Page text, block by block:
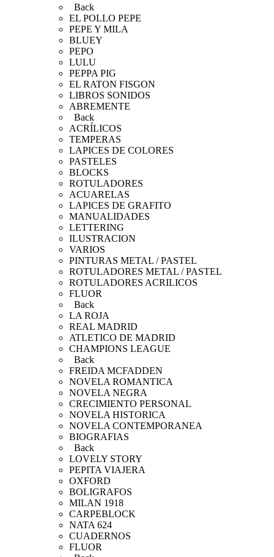
Back
EL POLLO PEPE
PEPE Y MILA
BLUEY
PEPO
LULU
PEPPA PIG
EL RATON FISGON
LIBROS SONIDOS
ABREMENTE
Back
ACRÍLICOS
TEMPERAS
LAPICES DE COLORES
PASTELES
BLOCKS
ROTULADORES
ACUARELAS
LAPICES DE GRAFITO
MANUALIDADES
LETTERING
ILUSTRACION
VARIOS
PINTURAS METAL / PASTEL
ROTULADORES METAL / PASTEL
ROTULADORES ACRILICOS
FLUOR
Back
LA ROJA
REAL MADRID
ATLETICO DE MADRID
CHAMPIONS LEAGUE
Back
FREIDA MCFADDEN
NOVELA ROMANTICA
NOVELA NEGRA
CRECIMIENTO PERSONAL
NOVELA HISTORICA
NOVELA CONTEMPORANEA
BIOGRAFIAS
Back
LOVELY STORY
PEPITA VIAJERA
OXFORD
BOLIGRAFOS
MILAN 1918
CARPEBLOCK
NATA 624
CUADERNOS
FLUOR